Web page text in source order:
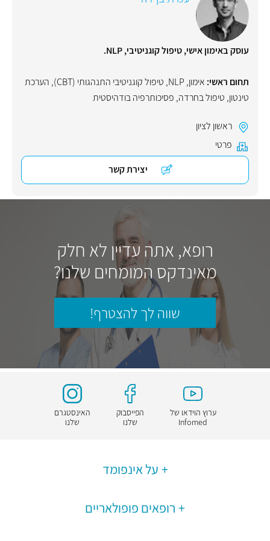
עוסק באימון אישי, טיפול קוגניטיבי, NLP.
תחום ראשי: אימון,
NLP
, טיפול קוגניטיבי התנהגותי (CBT) , הערכת
טינטון, טיפול בחרדה, פסיכותרפיה בודהיסטית
ראשון לציון
פרטי
יצירת קשר
רופא, אתה עדיין לא חלק
מאינדקס המומחים שלנו?
שווה לך להצטרף!
ערוץ הוידאו של
Infomed
הפייסבוק
שלנו
האינסטגרם
שלנו
על אינפומד
רופאים פופולאריים